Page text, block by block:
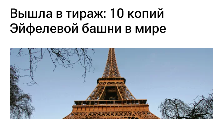
Вышла в тираж: 10 копий
Эйфелевой башни в мире